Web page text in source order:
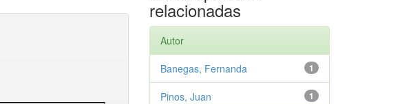
relacionadas
Autor
1
Banegas, Fernanda
1
Pinos, Juan